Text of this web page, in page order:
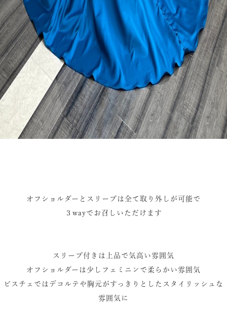
オフショルダーとスリーブは全て取り外しが可能で
３wayでお召しいただけます
スリーブ付きは上品で気高い雰囲気
オフショルダーは少しフェミニンで柔らかい雰囲気
ビスチェではデコルテや胸元がすっきりとしたスタイリッシュな
雰 囲気に